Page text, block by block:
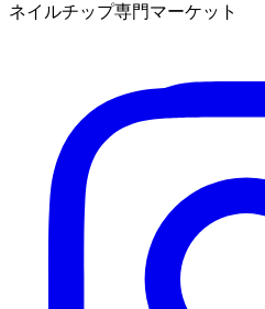
ネイルチップ専門マーケット